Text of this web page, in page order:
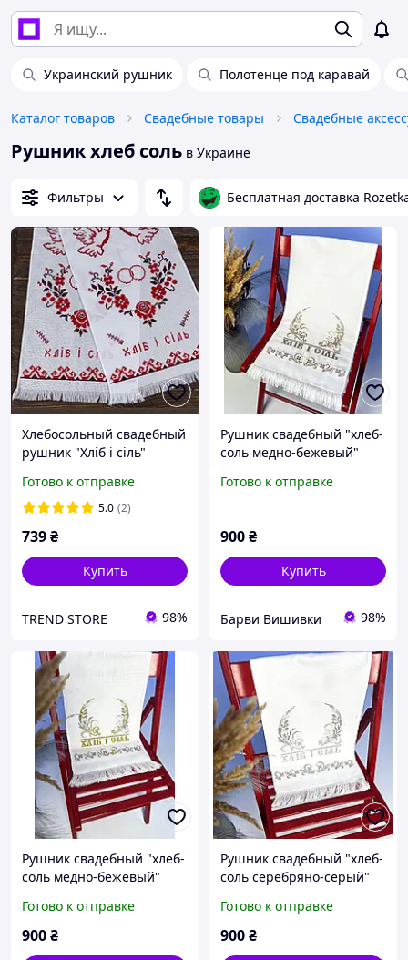
Украинский рушник Полотенце под каравай
Каталог товаров Свадебные товары Свадебные
Рушник хлеб соль в Украине
Фильтры Бесплатная доставка
Хлебосольный свадебный
рушник "Хліб і сіль"
Готово к отправке
5.0 (2)
739₴
Купить
TREND STORE 98%
Рушник свадебный "хлеб-
соль медно-бежевый"
Готово к отправке
900₴
Купить
Барви Вишивки 98%
Рушник свадебный "хлеб-
соль медно-бежевый"
Готово к отправке
900₴
Рушник свадебный "хлеб-
соль серебряно-серый"
Готово к отправке
900₴